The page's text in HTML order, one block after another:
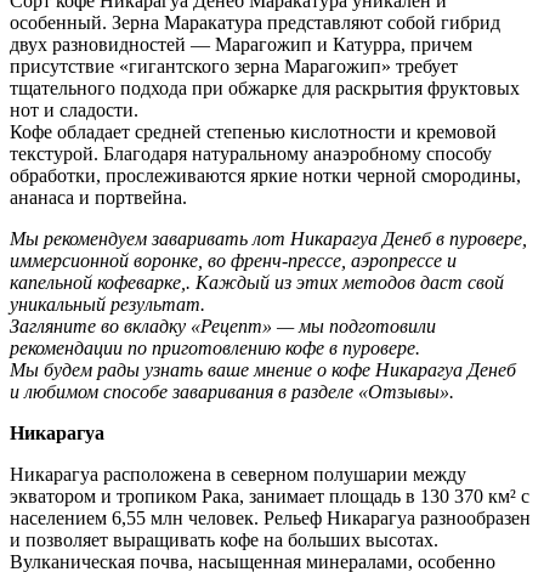
особенный. Зерна Маракатура представляют собой гибрид
двух разновидностей — Марагожип и Катурра, причем
присутствие «гигантского зерна Марагожип» требует
тщательного подхода при обжарке для раскрытия фруктовых
нот и сладости.
Кофе обладает средней степенью кислотности и кремовой
текстурой. Благодаря натуральному анаэробному способу
обработки, прослеживаются яркие нотки черной смородины,
ананаса и портвейна.
Мы рекомендуем заваривать лот Никарагуа Денеб в пуровере,
иммерсионной воронке, во френч-прессе, аэропрессе и
капельной кофеварке,. Каждый из этих методов даст свой
уникальный результат.
Загляните во вкладку «Рецепт» — мы подготовили
рекомендации по приготовлению кофе в пуровере.
Мы будем рады узнать ваше мнение о кофе Никарагуа Денеб
и любимом способе заваривания в разделе «Отзывы».
Никарагуа
Никарагуа расположена в северном полушарии между
экватором и тропиком Рака, занимает площадь в 130 370 км² с
населением 6,55 млн человек. Рельеф Никарагуа разнообразен
и позволяет выращивать кофе на больших высотах.
Вулканическая почва, насыщенная минералами, особенно